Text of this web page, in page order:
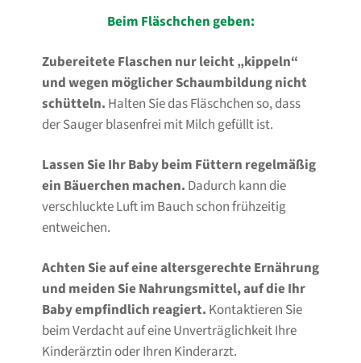
Beim Fläschchen geben:
Zubereitete Flaschen nur leicht „kippeln“
und wegen möglicher Schaumbildung nicht
schütteln. Halten Sie das Fläschchen so, dass
der Sauger blasenfrei mit Milch gefüllt ist.
Lassen Sie Ihr Baby beim Füttern regelmäßig
ein Bäuerchen machen. Dadurch kann die
verschluckte Luft im Bauch schon frühzeitig
entweichen.
Achten Sie auf eine altersgerechte Ernährung
und meiden Sie Nahrungsmittel, auf die Ihr
Baby empfindlich reagiert. Kontaktieren Sie
beim Verdacht auf eine Unverträglichkeit Ihre
Kinderärztin oder Ihren Kinderarzt.